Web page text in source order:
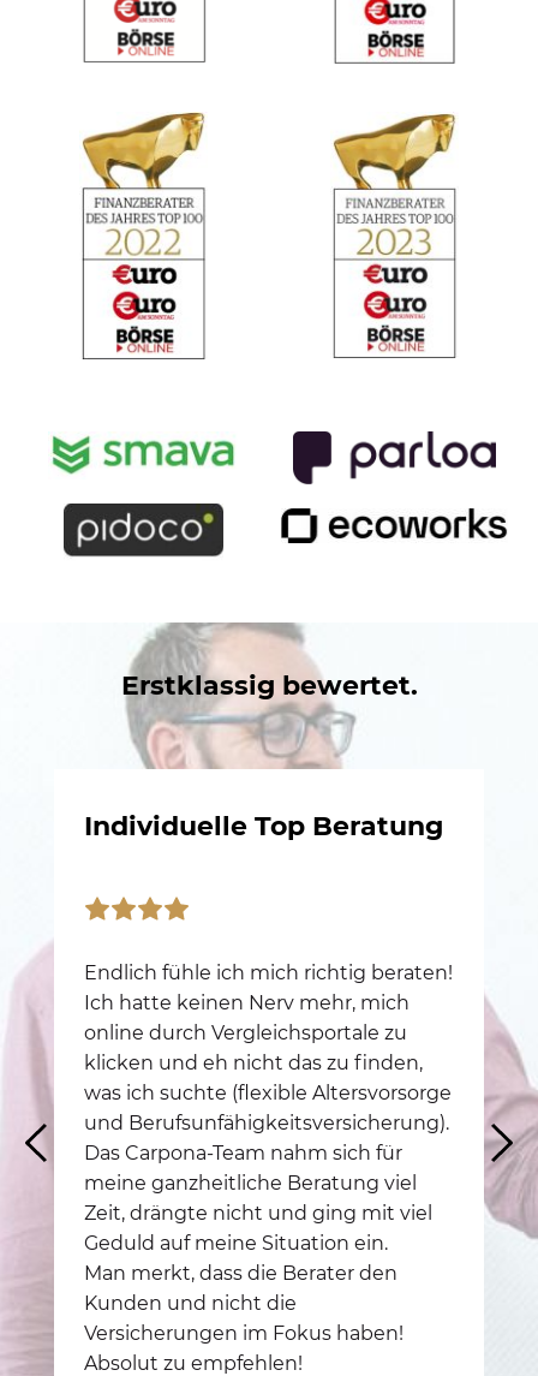
Erstklassig bewertet.
Individuelle Top Beratung
Endlich fühle ich mich richtig beraten!
Ich hatte keinen Nerv mehr, mich
online durch Vergleichsportale zu
klicken und eh nicht das zu finden,
was ich suchte (flexible Altersvorsorge
und Berufsunfähigkeitsversicherung).
Das Carpona-Team nahm sich für
meine ganzheitliche Beratung viel
Zeit, drängte nicht und ging mit viel
Geduld auf meine Situation ein.
Man merkt, dass die Berater den
Kunden und nicht die
Versicherungen im Fokus haben!
Absolut zu empfehlen!